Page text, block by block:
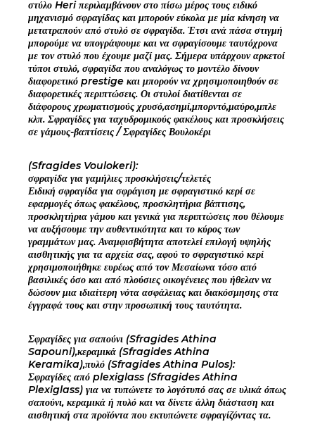
στύλο Heri περιλαμβάνουν στο πίσω μέρος τους ειδικό
μηχανισμό σφραγίδας και μπορούν εύκολα με μία κίνηση να
μετατραπούν από στυλό σε σφραγίδα. Έτσι ανά πάσα στιγμή
μπορούμε να υπογράψουμε και να σφραγίσουμε ταυτόχρονα
με τον στυλό που έχουμε μαζί μας. Σήμερα υπάρχουν αρκετοί
τύποι στυλό, σφραγίδα που αναλόγως το μοντέλο δίνουν
διαφορετικό prestige και μπορούν να χρησιμοποιηθούν σε
διαφορετικές περιπτώσεις. Οι στυλοί διατίθενται σε
διάφορους χρωματισμούς χρυσό,ασημί,μπορντό,μαύρο,μπλε
κλπ. Σφραγίδες για ταχυδρομικούς φακέλους και προσκλήσεις
σε γάμους-βαπτίσεις / Σφραγίδες Βουλοκέρι
(Sfragides Voulokeri):
σφραγίδα για γαμήλιες προσκλήσεις/τελετές
Ειδική σφραγίδα για σφράγιση με σφραγιστικό κερί σε
εφαρμογές όπως φακέλους, προσκλητήρια βάπτισης,
προσκλητήρια γάμου και γενικά για περιπτώσεις που θέλουμε
να αυξήσουμε την αυθεντικότητα και το κύρος των
γραμμάτων μας. Αναμφισβήτητα αποτελεί επιλογή υψηλής
αισθητικής για τα αρχεία σας, αφού το σφραγιστικό κερί
χρησιμοποιήθηκε ευρέως από τον Μεσαίωνα τόσο από
βασιλικές όσο και από πλούσιες οικογένειες που ήθελαν να
δώσουν μια ιδιαίτερη νότα ασφάλειας και διακόσμησης στα
έγγραφά τους και στην προσωπική τους ταυτότητα.
Σφραγίδες για σαπούνι (Sfragides Athina
Sapouni),κεραμικά (Sfragides Athina
Keramika),πυλό (Sfragides Athina Pulos):
Σφραγίδες από plexiglass (Sfragides Athina
Plexiglass) για να τυπώνετε το λογότυπό σας σε υλικά όπως
σαπούνι, κεραμικά ή πυλό και να δίνετε άλλη διάσταση και
αισθητική στα προϊόντα που εκτυπώνετε σφραγίζόντας τα.